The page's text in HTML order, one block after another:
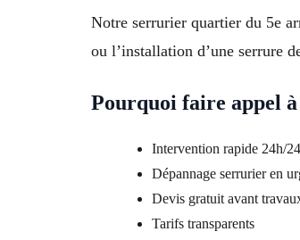
Notre serrurier quartier du 5e
ou l’installation d’une serrure
Pourquoi faire appel
Intervention rapide 24h/24
Dépannage serrurier en
Devis gratuit avant
Tarifs transparents